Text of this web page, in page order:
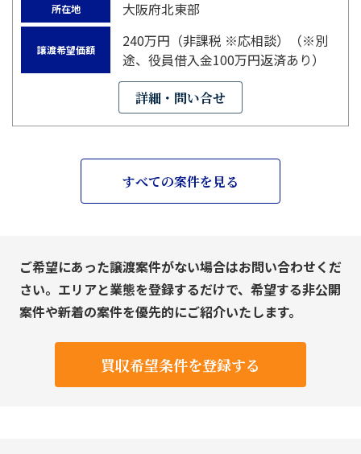
所在地 大阪府北東部
譲渡希望価額
240万円（非課税 ※応相談）（※別
途、役員借入金100万円返済あり）
詳細・問い合せ
すべての案件を見る
ご希望にあった譲渡案件がない場合はお問い合わせくだ
さい。エリアと業態を登録するだけで、希望する非公開
案件や新着の案件を優先的にご紹介いたします。
買収希望条件を登録する